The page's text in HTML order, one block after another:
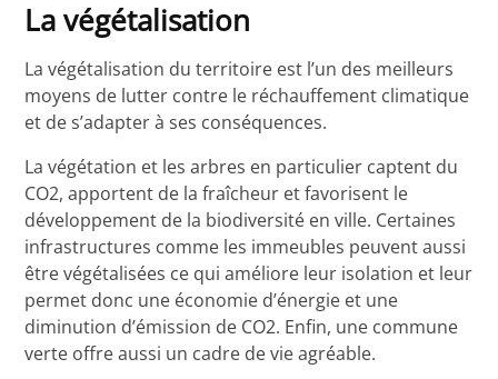
La végétalisation
La végétalisation du territoire est l’un des meilleurs
moyens de lutter contre le réchauffement climatique
et de s’adapter à ses conséquences.
La végétation et les arbres en particulier captent du
CO2, apportent de la fraîcheur et favorisent le
développement de la biodiversité en ville. Certaines
infrastructures comme les immeubles peuvent aussi
être végétalisées ce qui améliore leur isolation et leur
permet donc une économie d’énergie et une
diminution d’émission de CO2. Enfin, une commune
verte offre aussi un cadre de vie agréable.